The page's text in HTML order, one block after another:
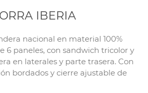
IBERIA
nacional en material 100%
6 paneles, con sandwich tricolor y
en laterales y parte trasera. Con
bordados y cierre ajustable de